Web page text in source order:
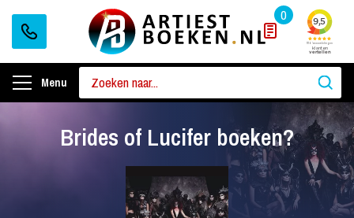
0
Menu
Brides of Lucifer boeken?